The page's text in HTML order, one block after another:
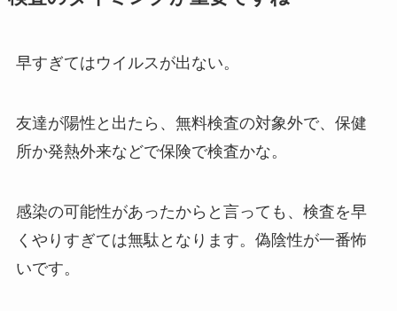
早すぎてはウイルスが出ない。
友達が陽性と出たら、無料検査の対象外で、保健
所か発熱外来などで保険で検査かな。
感染の可能性があったからと言っても、検査を早
くやりすぎては無駄となります。偽陰性が一番怖
いです。